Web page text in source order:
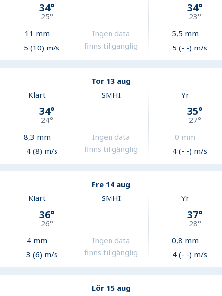
34°
25°
11 mm
5 (10) m/s
Ingen data
finns tillgänglig
34°
23°
5,5 mm
5 (- -) m/s
Tor 13 aug
Klart
34°
24°
8,3 mm
4 (8) m/s
SMHI
Ingen data
finns tillgänglig
Yr
35°
27°
0 mm
4 (- -) m/s
Fre 14 aug
Klart
36°
26°
4 mm
3 (6) m/s
SMHI
Ingen data
finns tillgänglig
Yr
37°
28°
0,8 mm
4 (- -) m/s
Lör 15 aug